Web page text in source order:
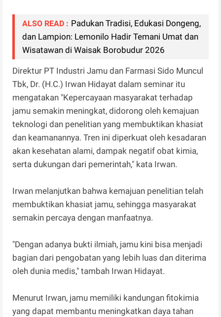
ALSO READ : Padukan Tradisi, Edukasi Dongeng,
dan Lampion: Lemonilo Hadir Temani Umat dan
Wisatawan di Waisak Borobudur 2026
Direktur PT Industri Jamu dan Farmasi Sido Muncul
Tbk, Dr. (H.C.) Irwan Hidayat dalam seminar itu
mengatakan "Kepercayaan masyarakat terhadap
jamu semakin meningkat, didorong oleh kemajuan
teknologi dan penelitian yang membuktikan khasiat
dan keamanannya. Tren ini diperkuat oleh kesadaran
akan kesehatan alami, dampak negatif obat kimia,
serta dukungan dari pemerintah," kata Irwan.
Irwan melanjutkan bahwa kemajuan penelitian telah
membuktikan khasiat jamu, sehingga masyarakat
semakin percaya dengan manfaatnya.
"Dengan adanya bukti ilmiah, jamu kini bisa menjadi
bagian dari pengobatan yang lebih luas dan diterima
oleh dunia medis," tambah Irwan Hidayat.
Menurut Irwan, jamu memiliki kandungan fitokimia
yang dapat membantu meningkatkan daya tahan